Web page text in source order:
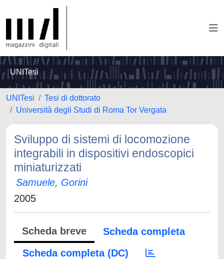
UNITesi
UNITesi
Tesi di dottorato
Università degli Studi di Roma Tor Vergata
Sviluppo di sistemi di locomozione
integrabili in dispositivi endoscopici
miniaturizzati
Samuele, Gorini
2005
Scheda breve
Scheda completa
Scheda completa (DC)